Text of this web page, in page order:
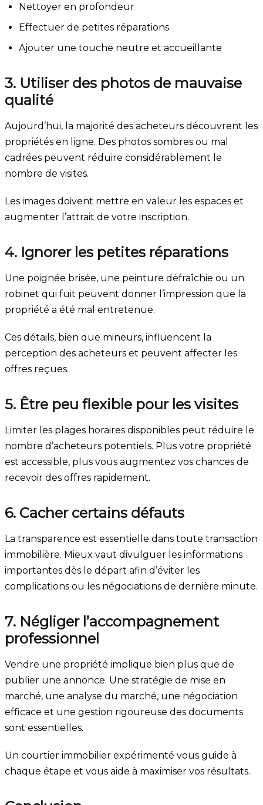
Nettoyer en profondeur
Effectuer de petites réparations
Ajouter une touche neutre et accueillante
3. Utiliser des photos de mauvaise
qualité
Aujourd’hui, la majorité des acheteurs découvrent les
propriétés en ligne. Des photos sombres ou mal
cadrées peuvent réduire considérablement le
nombre de visites.
Les images doivent mettre en valeur les espaces et
augmenter l’attrait de votre inscription.
4. Ignorer les petites réparations
Une poignée brisée, une peinture défraîchie ou un
robinet qui fuit peuvent donner l’impression que la
propriété a été mal entretenue.
Ces détails, bien que mineurs, influencent la
perception des acheteurs et peuvent affecter les
offres reçues.
5. Être peu flexible pour les visites
Limiter les plages horaires disponibles peut réduire le
nombre d’acheteurs potentiels. Plus votre propriété
est accessible, plus vous augmentez vos chances de
recevoir des offres rapidement.
6. Cacher certains défauts
La transparence est essentielle dans toute transaction
immobilière. Mieux vaut divulguer les informations
importantes dès le départ afin d’éviter les
complications ou les négociations de dernière minute.
7. Négliger l’accompagnement
professionnel
Vendre une propriété implique bien plus que de
publier une annonce. Une stratégie de mise en
marché, une analyse du marché, une négociation
efficace et une gestion rigoureuse des documents
sont essentielles.
Un courtier immobilier expérimenté vous guide à
chaque étape et vous aide à maximiser vos résultats.